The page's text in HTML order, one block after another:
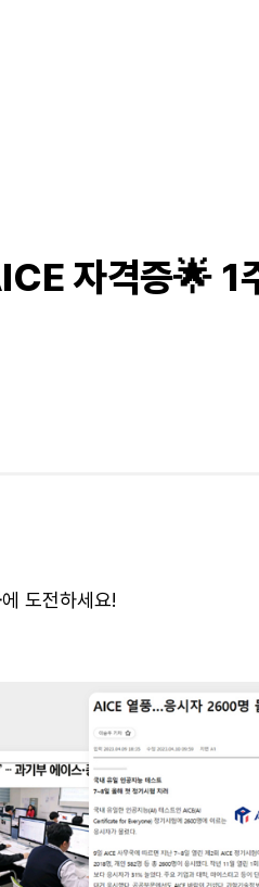
자격증🌟 1
에 도전하세요!